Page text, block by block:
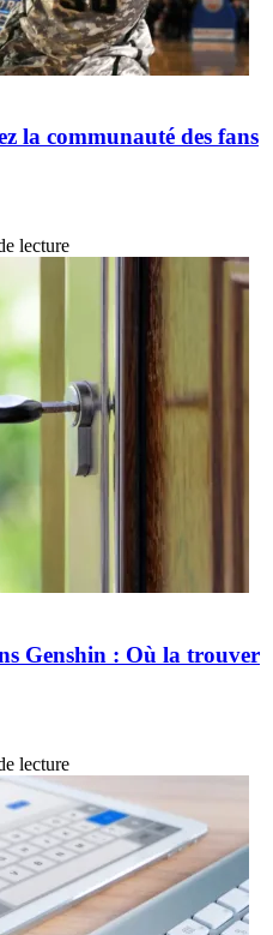
la communauté des fans
lecture
Genshin : Où la trouver
lecture